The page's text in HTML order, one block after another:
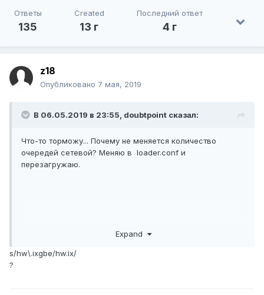
Ответы
135
Created
13 г
Последний ответ
4 г
z18
Опубликовано 7 мая, 2019
В 06.05.2019 в 23:55, doubtpoint сказал:
Что-то торможу... Почему не меняется количество
очередей сетевой? Меняю в loader.conf и
перезагружаю.
Expand
s/hw\.ixgbe/hw.ix/
?